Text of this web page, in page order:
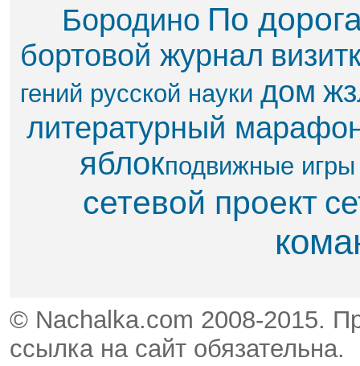
Бородино По
бортовой журнал
гений русской науки дом
литературный
яблок​подвижные игры
сетевой проект
© Nachalka.com 2008-2015.
ссылка на сайт обязательна.